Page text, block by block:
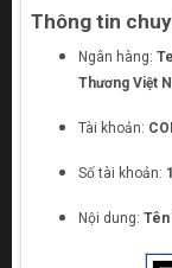
Thông tin
Ngân hàng:
Thương Việt
Tài khoản:
Số tài khoản:
Nội dung: Tên